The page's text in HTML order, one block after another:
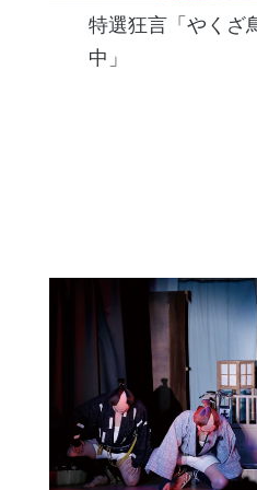
特選狂言「やくざ
中」